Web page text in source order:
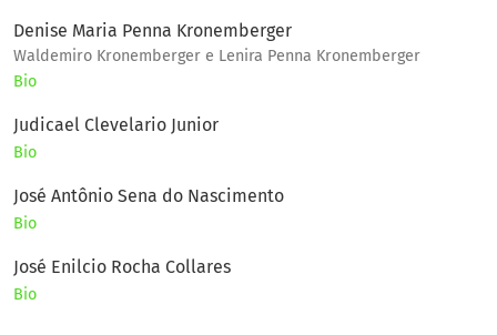
Denise Maria Penna Kronemberger
Waldemiro Kronemberger e Lenira Penna Kronemberger
Bio
Judicael Clevelario Junior
Bio
José Antônio Sena do Nascimento
Bio
José Enilcio Rocha Collares
Bio